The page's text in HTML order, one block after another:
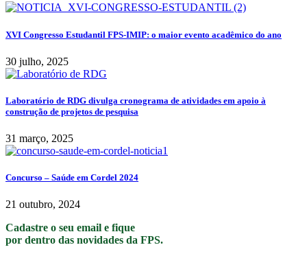
XVI Congresso Estudantil FPS-IMIP: o maior evento acadêmico do ano
30 julho, 2025
Laboratório de RDG divulga cronograma de atividades em apoio à
construção de projetos de pesquisa
31 março, 2025
Concurso – Saúde em Cordel 2024
21 outubro, 2024
Cadastre o seu email e fique
por dentro das novidades da FPS.